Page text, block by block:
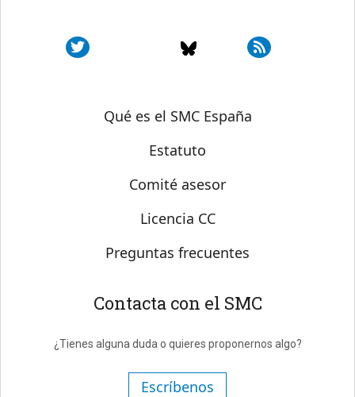
Sobre SMC España
Qué es el SMC España
Estatuto
Comité asesor
Licencia CC
Preguntas frecuentes
Contacta con el SMC
¿Tienes alguna duda o quieres proponernos algo?
Escríbenos